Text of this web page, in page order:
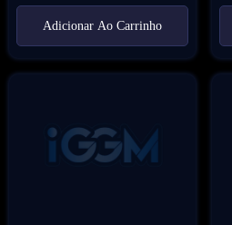
Adicionar Ao Carrinho